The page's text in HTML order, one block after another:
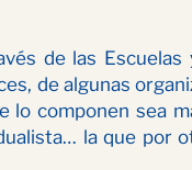
de las
de algunas
lo componen sea
la que por